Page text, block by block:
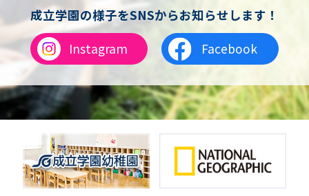
チアリーディング
総合格闘技
合気道
女子テニス
男子バレーボール
体操
ダンス
英会話
音楽（コーラス）
地域ボランティア
美術
マルチメディア
成立学園の様子をSNSからお知らせします！
Instagram
Facebook